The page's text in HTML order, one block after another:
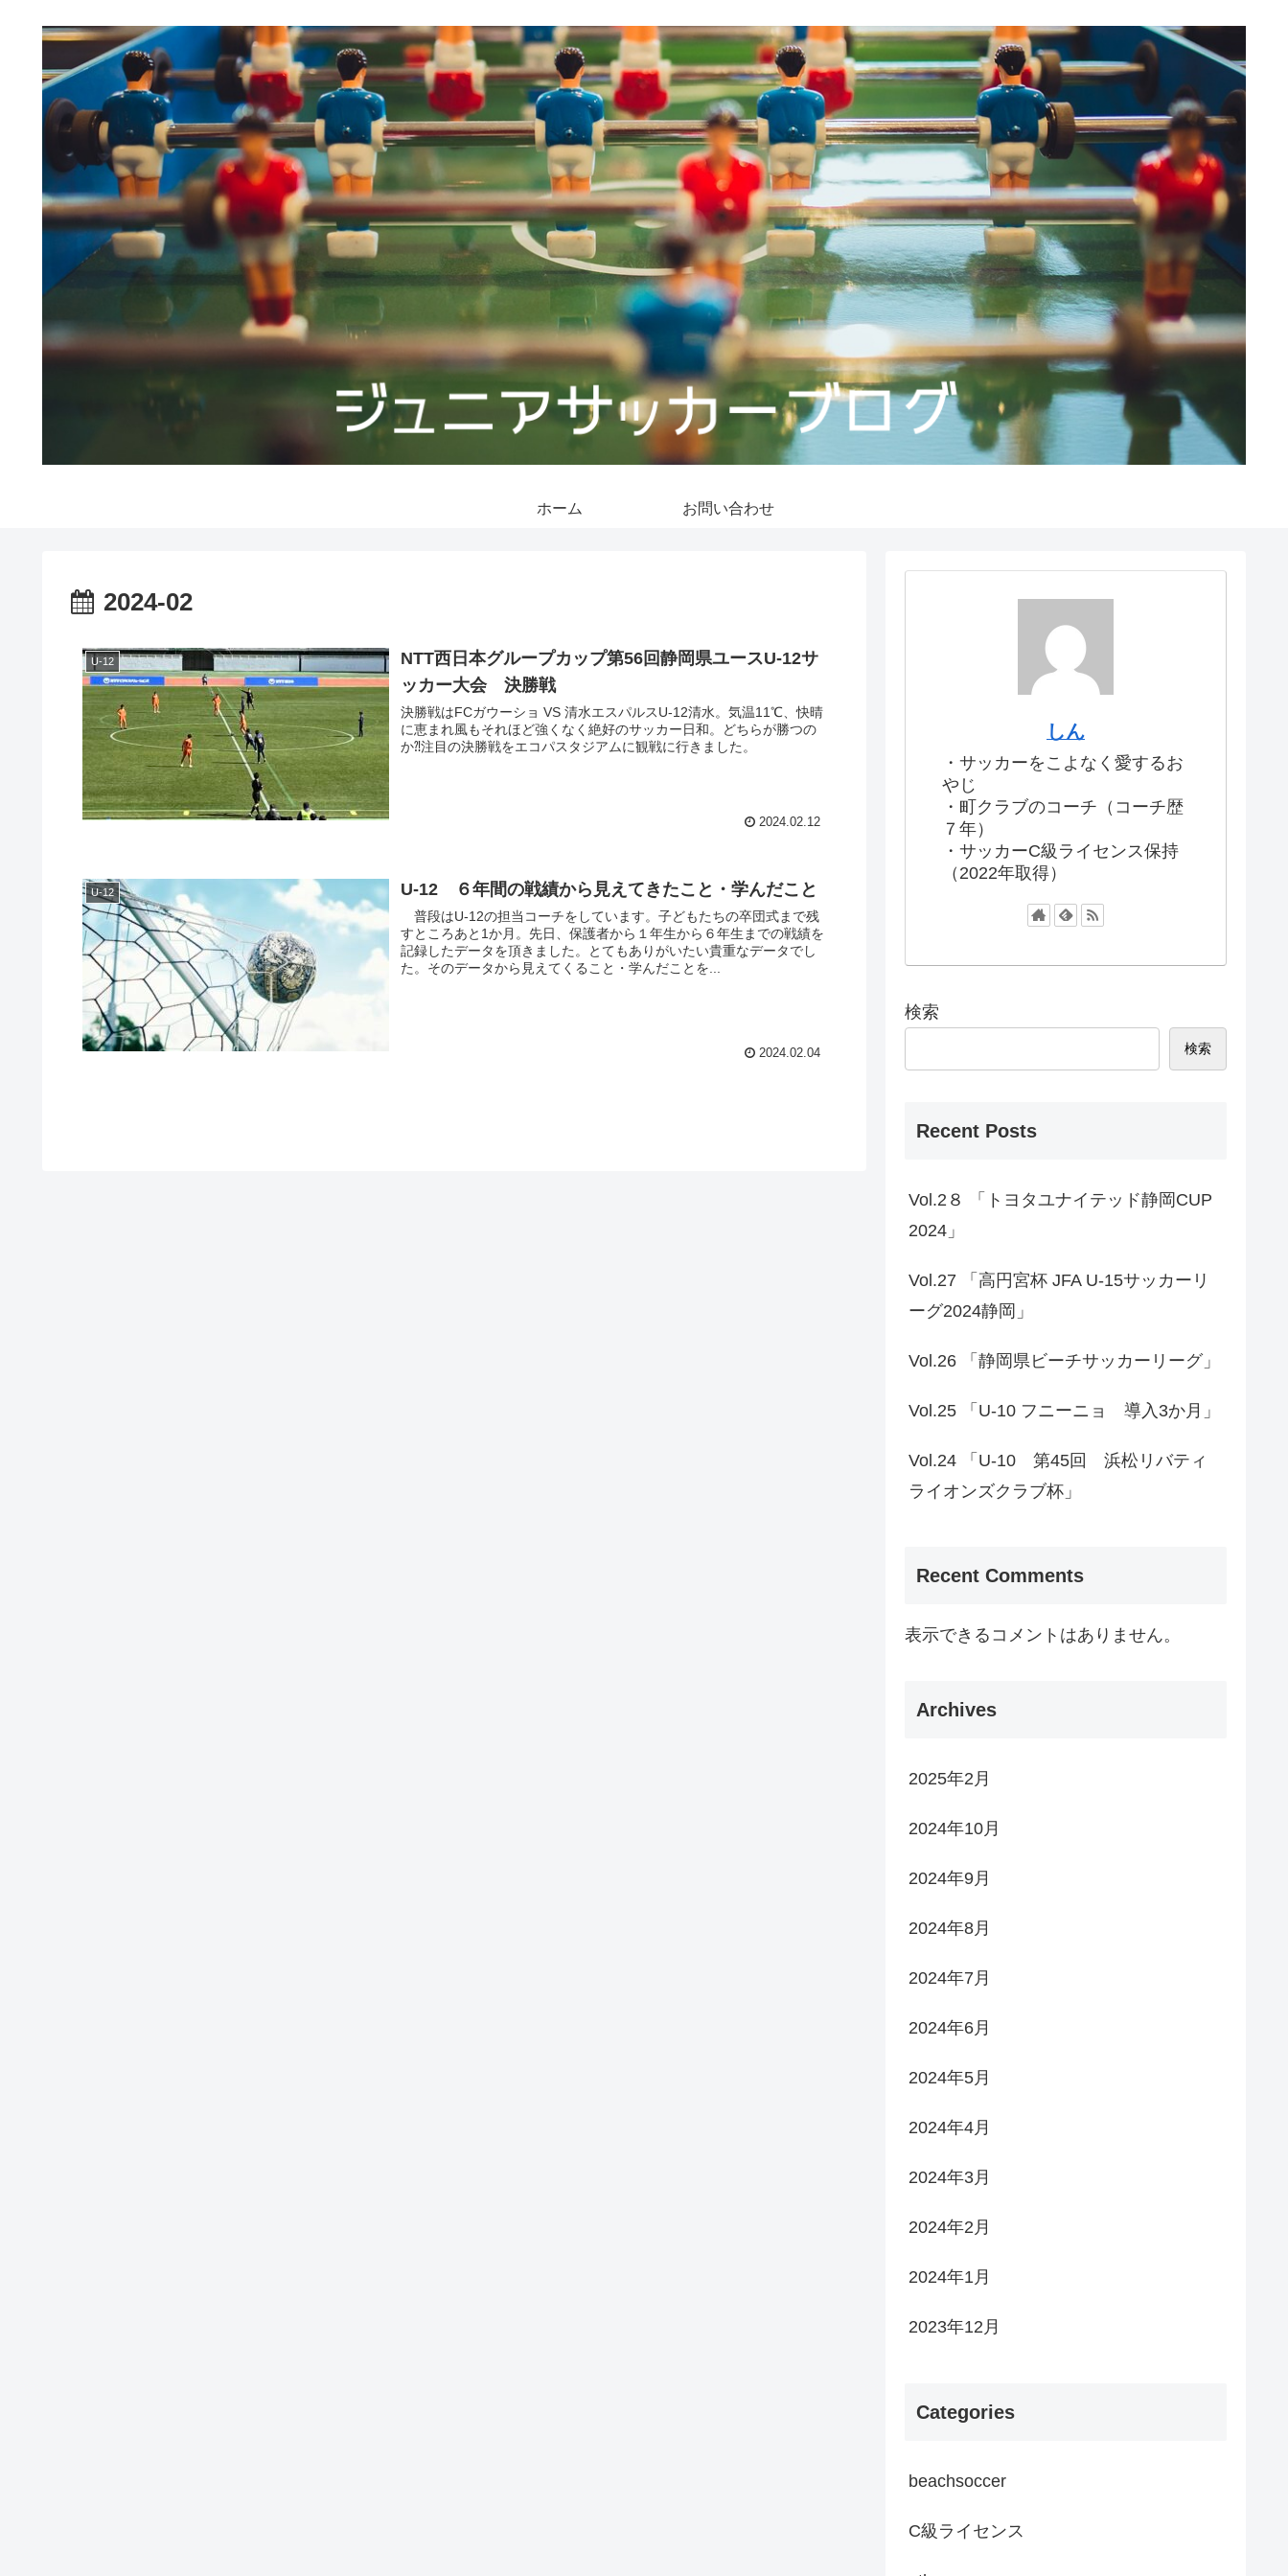
ホーム お問い合わせ
2024-02
U-12
NTT西日本グループカップ第56回静岡県ユースU-12サ
ッカー大会 決勝戦
決勝戦はFCガウーショ VS 清水エスパルスU-12清水。気温11℃、快晴
に恵まれ風もそれほど強くなく絶好のサッカー日和。どちらが勝つの
か⁈注目の決勝戦をエコパスタジアムに観戦に行きました。
2024.02.12
U-12 U-12 ６年間の戦績から見えてきたこと・学んだこと
普段はU-12の担当コーチをしています。子どもたちの卒団式まで残
すところあと1か月。先日、保護者から１年生から６年生までの戦績を
記録したデータを頂きました。とてもありがいたい貴重なデータでし
た。そのデータから見えてくること・学んだことを...
2024.02.04
しん
・サッカーをこよなく愛するお
やじ
・町クラブのコーチ（コーチ歴
７年）
・サッカーC級ライセンス保持
（2022年取得）
検索
検索
Recent Posts
Vol.2８ 「トヨタユナイテッド静岡CUP
2024」
Vol.27 「高円宮杯 JFA U-15サッカーリ
ーグ2024静岡」
Vol.26 「静岡県ビーチサッカーリーグ」
Vol.25 「U-10 フニーニョ 導入3か月」
Vol.24 「U-10 第45回 浜松リバティ
ライオンズクラブ杯」
Recent Comments
表示できるコメントはありません。
Archives
2025年2月
2024年10月
2024年9月
2024年8月
2024年7月
2024年6月
2024年5月
2024年4月
2024年3月
2024年2月
2024年1月
2023年12月
Categories
beachsoccer
C級ライセンス